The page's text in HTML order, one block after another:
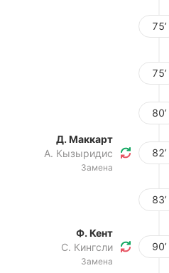
75’
75’
80’
Д. Маккарт
А. Кызыридис
Замена
82’
83’
Ф. Кент
С. Кингсли
Замена
90’